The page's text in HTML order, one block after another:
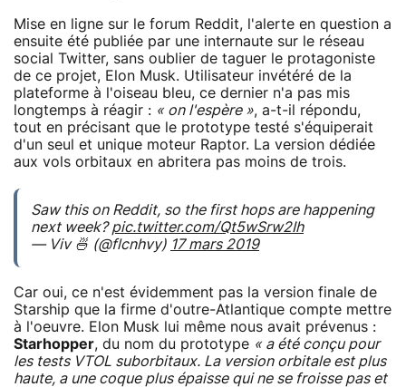
Mise en ligne sur le forum Reddit, l'alerte en question a
ensuite été publiée par une internaute sur le réseau
social Twitter, sans oublier de taguer le protagoniste
de ce projet, Elon Musk. Utilisateur invétéré de la
plateforme à l'oiseau bleu, ce dernier n'a pas mis
longtemps à réagir : « on l'espère », a-t-il répondu,
tout en précisant que le prototype testé s'équiperait
d'un seul et unique moteur Raptor. La version dédiée
aux vols orbitaux en abritera pas moins de trois.
Saw this on Reddit, so the first hops are happening
next week?pic.twitter.com/Qt5wSrw2Ih
— Viv 🍜 (@flcnhvy) 17 mars 2019
Car oui, ce n'est évidemment pas la version finale de
Starship que la firme d'outre-Atlantique compte mettre
à l'oeuvre. Elon Musk lui même nous avait prévenus :
Starhopper, du nom du prototype « a été conçu pour
les tests VTOL suborbitaux. La version orbitale est plus
haute, a une coque plus épaisse qui ne se froisse pas et